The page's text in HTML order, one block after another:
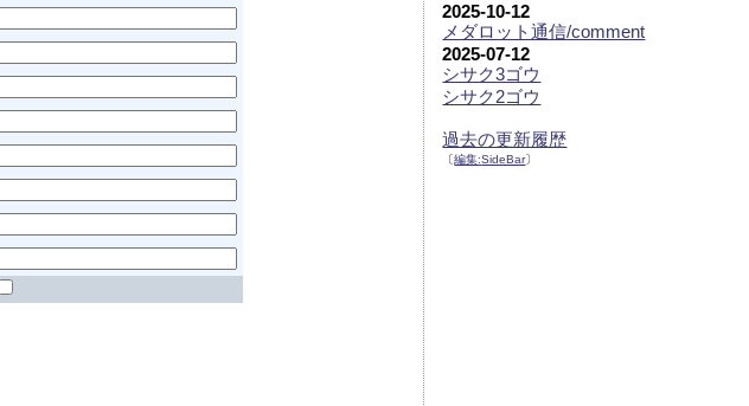
2025-10-12
メダロット通信/comment
2025-07-12
シサク3ゴウ
シサク2ゴウ
過去の更新履歴
〔編集:SideBar〕